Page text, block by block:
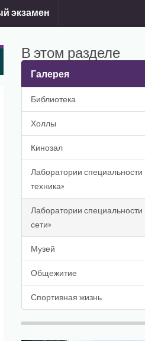
экзамен
В этом разделе
Галерея
Библиотека
Холлы
Кинозал
Лаборатории специальности
техника»
Лаборатории
сети»
Музей
Общежитие
Спортивная жизнь